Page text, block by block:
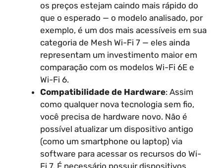
os preços estejam caindo mais rápido do
que o esperado — o modelo analisado, por
exemplo, é um dos mais acessíveis em sua
categoria de Mesh Wi-Fi 7 — eles ainda
representam um investimento maior em
comparação com os modelos Wi-Fi 6E e
Wi-Fi 6.
Compatibilidade de Hardware: Assim
como qualquer nova tecnologia sem fio,
você precisa de hardware novo. Não é
possível atualizar um dispositivo antigo
(como um smartphone ou laptop) via
software para acessar os recursos do Wi-
Fi 7. É necessário possuir dispositivos